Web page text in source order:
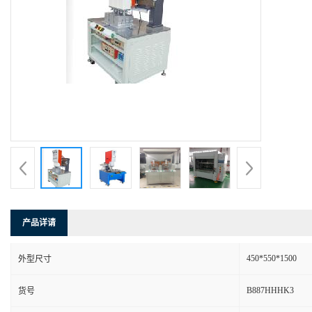
产品详请
外型尺寸 450*550*1500
货号 B887HHHK3